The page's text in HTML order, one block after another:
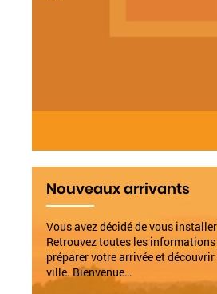
Nouveaux arrivants
Vous avez décidé de vous
Retrouvez toutes les
préparer votre arrivée et
ville. Bienvenue…